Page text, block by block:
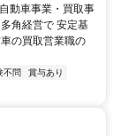
動車事業・買取事
角経営で 安定基
の買取営業職の
不問
賞与あり